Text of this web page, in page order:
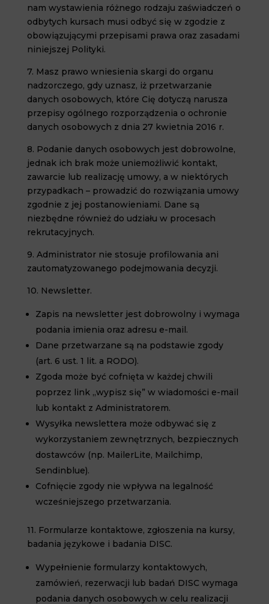
nam wystawienia różnego rodzaju zaświadczeń o
odbytych kursach musi odbyć się w zgodzie z
obowiązującymi przepisami prawa oraz zasadami
niniejszej Polityki.
7. Masz prawo wniesienia skargi do organu
nadzorczego, gdy uznasz, iż przetwarzanie
danych osobowych, które Cię dotyczą narusza
przepisy ogólnego rozporządzenia o ochronie
danych osobowych z dnia 27 kwietnia 2016 r.
8. Podanie danych osobowych jest dobrowolne,
jednak ich brak może uniemożliwić kontakt,
zawarcie lub realizację umowy, a w niektórych
przypadkach – prowadzić do rozwiązania umowy
zgodnie z jej postanowieniami. Dane są
niezbędne również do udziału w procesach
rekrutacyjnych.
9. Administrator nie stosuje profilowania ani
zautomatyzowanego podejmowania decyzji.
10. Newsletter.
Zapis na newsletter jest dobrowolny i wymaga
podania imienia oraz adresu e-mail.
Dane przetwarzane są na podstawie zgody
(art. 6 ust. 1 lit. a RODO).
Zgoda może być cofnięta w każdej chwili
poprzez link „wypisz się” w wiadomości e-mail
lub kontakt z Administratorem.
Wysyłka newslettera może odbywać się z
wykorzystaniem zewnętrznych, bezpiecznych
dostawców (np. MailerLite, Mailchimp,
Sendinblue).
Cofnięcie zgody nie wpływa na legalność
wcześniejszego przetwarzania.
11. Formularze kontaktowe, zgłoszenia na kursy,
badania językowe i badania DISC.
Wypełnienie formularzy kontaktowych,
zamówień, rezerwacji lub badań DISC wymaga
podania danych osobowych w celu realizacji